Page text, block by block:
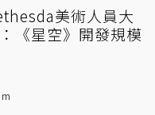
美術人員大
《星空》開發規模